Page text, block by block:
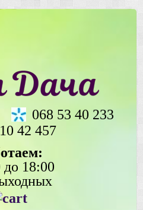
068 53 40 233
42 457
до 18:00